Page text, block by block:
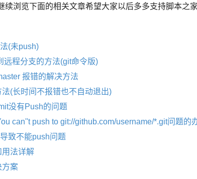
浏览下面的相关文章希望大家以后多多支持脚本之家
(未push)
远程分支的方法(git命令版)
报错的解决方法
(长时间不报错也不自动退出)
没有Push的问题
can''t push to git://github.com/username/*.git问题的
致不能push问题
用法详解
方案